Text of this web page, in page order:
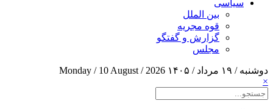
سیاسی
بین الملل
قوه مجریه
گزارش و گفتگو
مجلس
دوشنبه / ۱۹ مرداد / ۱۴۰۵
Monday / 10 August / 2026
×